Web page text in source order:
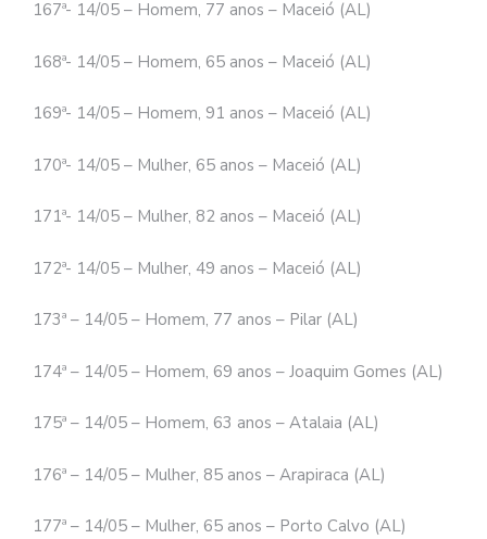
167ª- 14/05 – Homem, 77 anos – Maceió (AL)
168ª- 14/05 – Homem, 65 anos – Maceió (AL)
169ª- 14/05 – Homem, 91 anos – Maceió (AL)
170ª- 14/05 – Mulher, 65 anos – Maceió (AL)
171ª- 14/05 – Mulher, 82 anos – Maceió (AL)
172ª- 14/05 – Mulher, 49 anos – Maceió (AL)
173ª – 14/05 – Homem, 77 anos – Pilar (AL)
174ª – 14/05 – Homem, 69 anos – Joaquim Gomes (AL)
175ª – 14/05 – Homem, 63 anos – Atalaia (AL)
176ª – 14/05 – Mulher, 85 anos – Arapiraca (AL)
177ª – 14/05 – Mulher, 65 anos – Porto Calvo (AL)